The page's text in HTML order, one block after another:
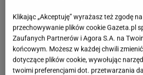
Klikając „Akceptuję” wyrażasz też zgodę
przechowywanie plików cookie Gazeta.pl
Zaufanych Partnerów i Agora S.A. na
końcowym. Możesz w każdej chwili
dotyczące plików cookie, wywołując
twoimi preferencjami dot. przetwarzania